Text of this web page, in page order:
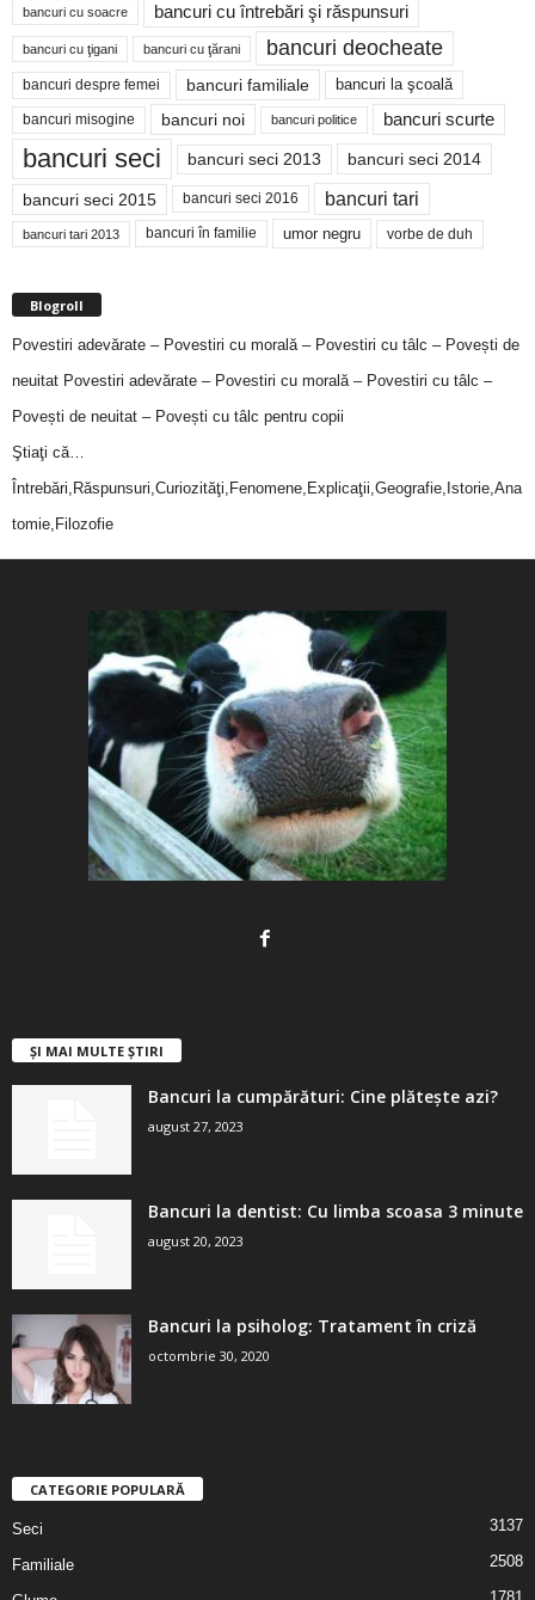
bancuri cu soacre bancuri cu întrebări şi răspunsuri
bancuri cu ţigani bancuri cu ţărani bancuri deocheate
bancuri despre femei bancuri familiale bancuri la şcoală
bancuri misogine bancuri noi bancuri politice bancuri scurte
bancuri seci bancuri seci 2013 bancuri seci 2014
bancuri seci 2015 bancuri seci 2016 bancuri tari
bancuri tari 2013 bancuri în familie umor negru vorbe de duh
Blogroll
Povestiri adevărate – Povestiri cu morală – Povestiri cu tâlc – Povești de
neuitat Povestiri adevărate – Povestiri cu morală – Povestiri cu tâlc –
Povești de neuitat – Povești cu tâlc pentru copii
Ştiaţi că…
Întrebări,Răspunsuri,Curiozităţi,Fenomene,Explicaţii,Geografie,Istorie,Ana
tomie,Filozofie
ȘI MAI MULTE ȘTIRI
Bancuri la cumpărături: Cine plătește azi?
august 27, 2023
Bancuri la dentist: Cu limba scoasa 3 minute
august 20, 2023
Bancuri la psiholog: Tratament în criză
octombrie 30, 2020
CATEGORIE POPULARĂ
Seci 3137
Familiale 2508